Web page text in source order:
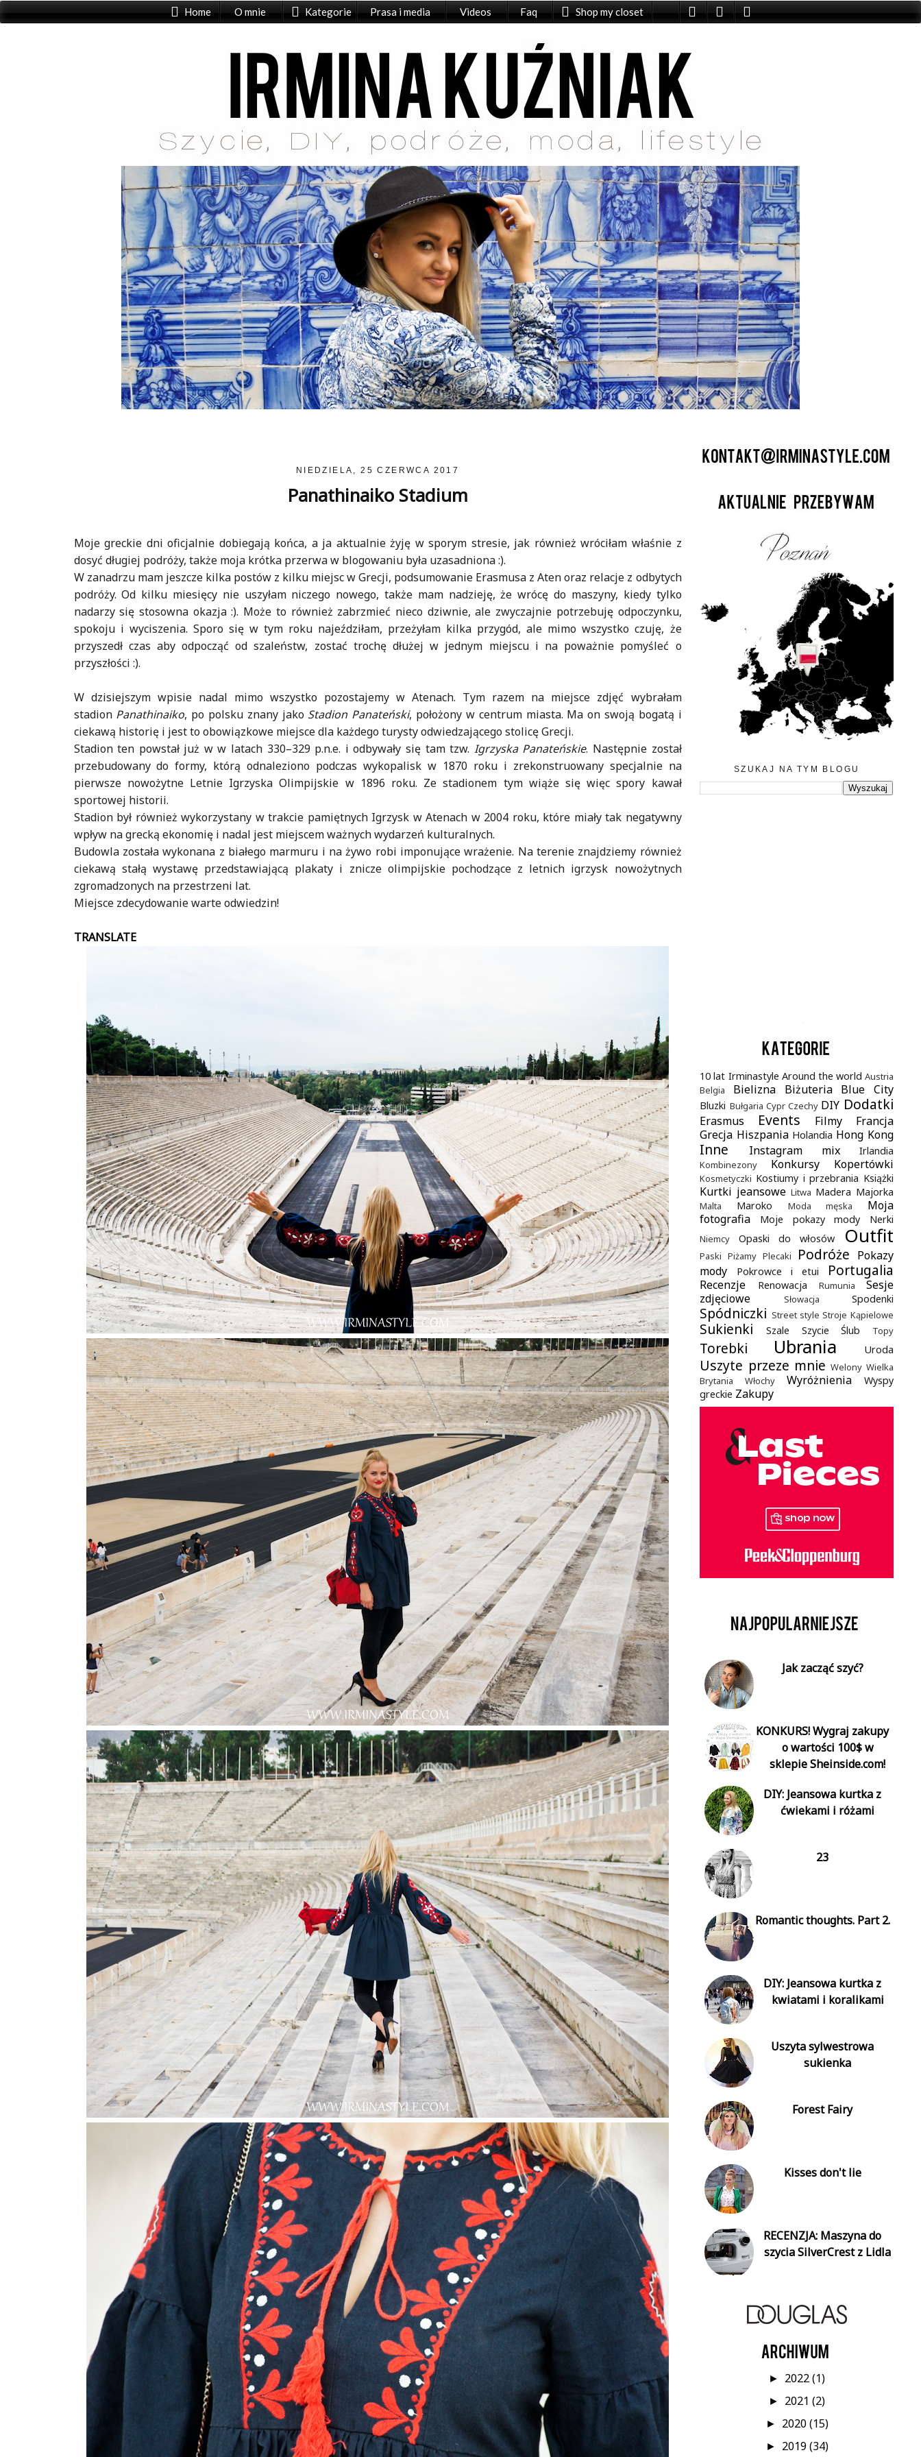
Home O mnie Kategorie Prasa i media Videos Faq Shop my closet
NIEDZIELA, 25 CZERWCA 2017
Panathinaiko Stadium
Moje greckie dni oficjalnie dobiegają końca, a ja aktualnie żyję w sporym stresie, jak również wróciłam właśnie z
dosyć długiej podróży, także moja krótka przerwa w blogowaniu była uzasadniona :).
W zanadrzu mam jeszcze kilka postów z kilku miejsc w Grecji, podsumowanie Erasmusa z Aten oraz relacje z odbytych
podróży. Od kilku miesięcy nie uszyłam niczego nowego, także mam nadzieję, że wrócę do maszyny, kiedy tylko
nadarzy się stosowna okazja :). Może to również zabrzmieć nieco dziwnie, ale zwyczajnie potrzebuję odpoczynku,
spokoju i wyciszenia. Sporo się w tym roku najeździłam, przeżyłam kilka przygód, ale mimo wszystko czuję, że
przyszedł czas aby odpocząć od szaleństw, zostać trochę dłużej w jednym miejscu i na poważnie pomyśleć o
przyszłości :).
W dzisiejszym wpisie nadal mimo wszystko pozostajemy w Atenach. Tym razem na miejsce zdjęć wybrałam
stadion Panathinaiko, po polsku znany jakoStadion Panateński, położony w centrum miasta. Ma on swoją bogatą i
ciekawą historię i jest to obowiązkowe miejsce dla każdego turysty odwiedzającego stolicę Grecji.
Stadion ten powstał już w w latach 330–329 p.n.e. i odbywały się tam tzw. Igrzyska Panateńskie. Następnie został
przebudowany do formy, którą odnaleziono podczas wykopalisk w 1870 roku i zrekonstruowany specjalnie na
pierwsze nowożytne Letnie Igrzyska Olimpijskie w 1896 roku. Ze stadionem tym wiąże się więc spory kawał
sportowej historii.
Stadion był również wykorzystany w trakcie pamiętnych Igrzysk w Atenach w 2004 roku, które miały tak negatywny
wpływ na grecką ekonomię i nadal jest miejscem ważnych wydarzeń kulturalnych.
Budowla została wykonana z białego marmuru i na żywo robi imponujące wrażenie. Na terenie znajdziemy również
ciekawą stałą wystawę przedstawiającą plakaty i znicze olimpijskie pochodzące z letnich igrzysk nowożytnych
zgromadzonych na przestrzeni lat.
Miejsce zdecydowanie warte odwiedzin!
TRANSLATE
SZUKAJ NA TYM BLOGU
.
10 lat Irminastyle Around the world Austria
Belgia
Bielizna Biżuteria Blue City
Bluzki Bułgaria Cypr Czechy DIY Dodatki
Erasmus Events Filmy
Francja
Grecja Hiszpania Holandia Hong Kong
Inne Instagram mix Irlandia
Kombinezony Konkursy Kopertówki
Kosmetyczki Kostiumy i przebrania Książki
Kurtki jeansowe Litwa Madera Majorka
Malta Maroko Moda męska
Moja
fotografia
Moje pokazy mody Nerki
Niemcy Opaski do włosów Outfit
Paski Piżamy Plecaki Podróże Pokazy
mody
Pokrowce i etui Portugalia
Recenzje Renowacja Rumunia
Sesje
zdjęciowe
Słowacja Spodenki
Spódniczki Street style Stroje Kąpielowe
Sukienki Szale Szycie Ślub Topy
Torebki Ubrania Uroda
Uszyte przeze mnie Welony Wielka
Brytania
Włochy Wyróżnienia
Wyspy
greckie Zakupy
Jak zacząć szyć?
KONKURS! Wygraj zakupy
o wartości 100$ w
sklepie Sheinside.com!
DIY: Jeansowa kurtka z
ćwiekami i różami
23
Romantic thoughts. Part 2.
DIY: Jeansowa kurtka z
kwiatami i koralikami
Uszyta sylwestrowa
sukienka
Forest Fairy
Kisses don't lie
RECENZJA: Maszyna do
szycia SilverCrest z Lidla
► 2022(1)
► 2021(2)
► 2020(15)
► 2019(34)